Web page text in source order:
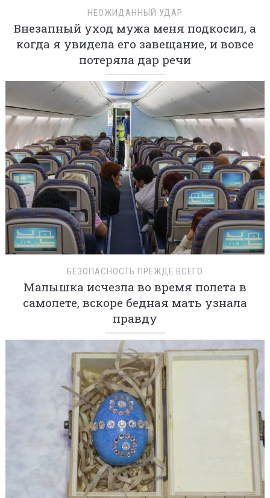
НЕОЖИДАННЫЙ УДАР
Внезапный уход мужа меня подкосил, а
когда я увидела его завещание, и вовсе
потеряла дар речи
БЕЗОПАСНОСТЬ ПРЕЖДЕ ВСЕГО
Малышка исчезла во время полета в
самолете, вскоре бедная мать узнала
правду